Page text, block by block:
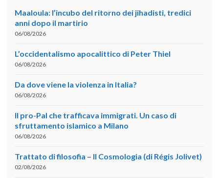
Maaloula: l’incubo del ritorno dei jihadisti, tredici
anni dopo il martirio
06/08/2026
L’occidentalismo apocalittico di Peter Thiel
06/08/2026
Da dove viene la violenza in Italia?
06/08/2026
Il pro-Pal che trafficava immigrati. Un caso di
sfruttamento islamico a Milano
06/08/2026
Trattato di filosofia – II Cosmologia (di Régis Jolivet)
02/08/2026